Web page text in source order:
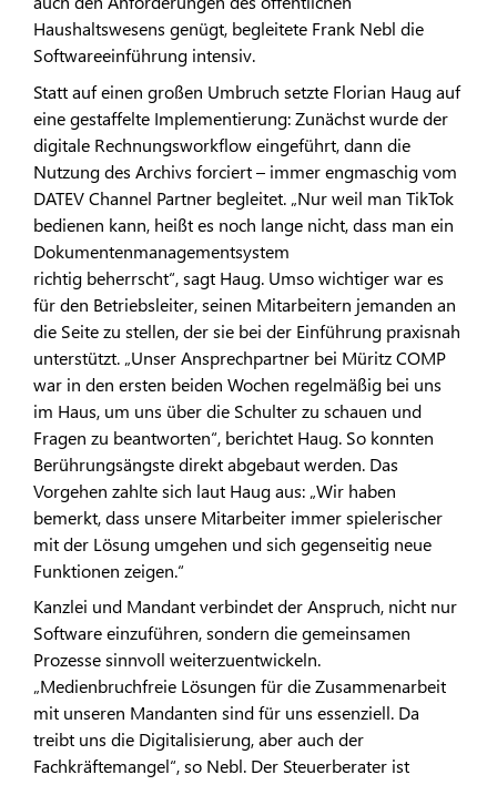
Haushaltswesens genügt, begleitete Frank Nebl die
Softwareeinführung intensiv.
Statt auf einen großen Umbruch setzte Florian Haug auf
eine gestaffelte Implementierung: Zunächst wurde der
digitale Rechnungsworkflow eingeführt, dann die
Nutzung des Archivs forciert – immer engmaschig vom
DATEV Channel Partner begleitet. „Nur weil man TikTok
bedienen kann, heißt es noch lange nicht, dass man ein
Dokumentenmanagementsystem
richtig beherrscht“, sagt Haug. Umso wichtiger war es
für den Betriebsleiter, seinen Mitarbeitern jemanden an
die Seite zu stellen, der sie bei der Einführung praxisnah
unterstützt. „Unser Ansprechpartner bei Müritz COMP
war in den ersten beiden Wochen regelmäßig bei uns
im Haus, um uns über die Schulter zu schauen und
Fragen zu beantworten“, berichtet Haug. So konnten
Berührungsängste direkt abgebaut werden. Das
Vorgehen zahlte sich laut Haug aus: „Wir haben
bemerkt, dass unsere Mitarbeiter immer spielerischer
mit der Lösung umgehen und sich gegenseitig neue
Funktionen zeigen.“
Kanzlei und Mandant verbindet der Anspruch, nicht nur
Software einzuführen, sondern die gemeinsamen
Prozesse sinnvoll weiterzuentwickeln.
„Medienbruchfreie Lösungen für die Zusammenarbeit
mit unseren Mandanten sind für uns essenziell. Da
treibt uns die Digitalisierung, aber auch der
Fachkräftemangel“, so Nebl. Der Steuerberater ist